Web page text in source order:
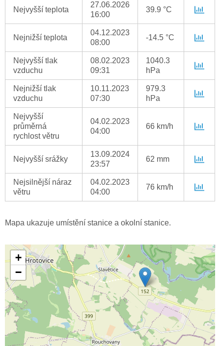
Nejvyšší teplota
27.06.2026
16:00
39.9 °C
Nejnižší teplota
04.12.2023
08:00
-14.5 °C
Nejvyšší tlak
vzduchu
08.02.2023
09:31
1040.3
hPa
Nejnižší tlak
vzduchu
10.11.2023
07:30
979.3
hPa
Nejvyšší
průměrná
rychlost větru
04.02.2023
04:00
66 km/h
Nejvyšší srážky
13.09.2024
23:57
62 mm
Nejsilnější náraz
větru
04.02.2023
04:00
76 km/h
Mapa ukazuje umístění stanice a okolní stanice.
+
−